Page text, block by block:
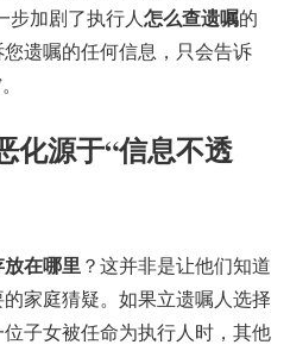
步加剧了执行人怎么查遗嘱的
遗嘱的任何信息，只会告诉
化源于“信息不透
在哪里？这并非是让他们知道
家庭猜疑。如果立遗嘱人选择
子女被任命为执行人时，其他